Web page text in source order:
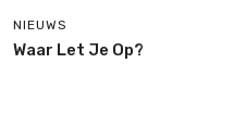
NIEUWS
Waar Let Je Op?